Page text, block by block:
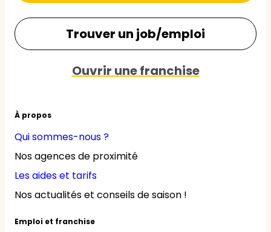
À propos
Qui sommes-nous ?
Nos agences de proximité
Les aides et tarifs
Nos actualités et conseils de saison !
Emploi et franchise
Trouver un job/emploi
Ouvrir une franchise